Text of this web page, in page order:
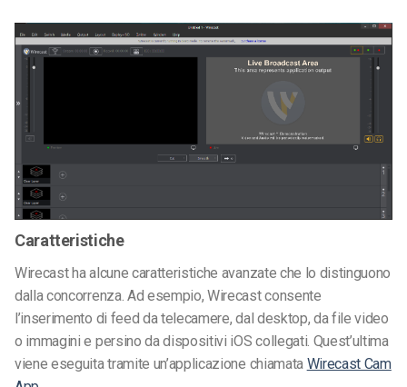
Caratteristiche
Wirecast ha alcune caratteristiche avanzate che lo distinguono
dalla concorrenza. Ad esempio, Wirecast consente
l’inserimento di feed da telecamere, dal desktop, da file video
o immagini e persino da dispositivi iOS collegati. Quest’ultima
viene eseguita tramite un’applicazione chiamata Wirecast Cam